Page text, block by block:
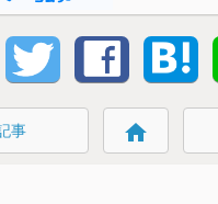
事 home